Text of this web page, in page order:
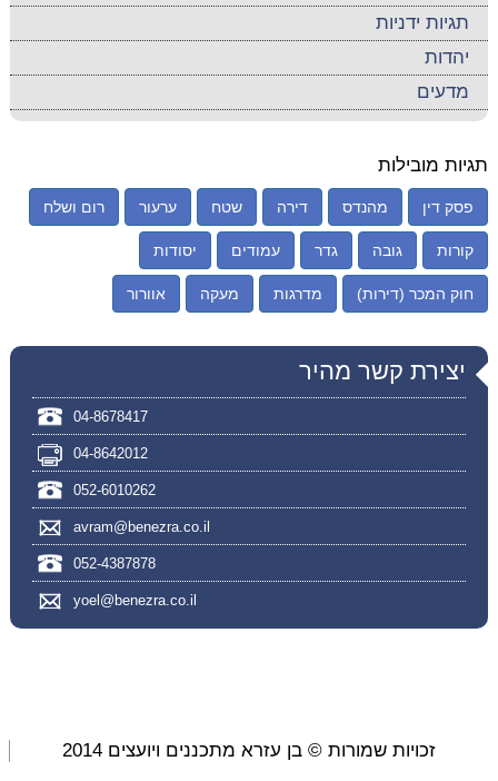
תגיות ידניות
יהדות
מדעים
תגיות מובילות
פסק דין מהנדס דירה שטח ערעור רום ושלח
קורות גובה גדר עמודים יסודות
חוק המכר (דירות) מדרגות מעקה אוורור
יצירת קשר מהיר
04-8678417
04-8642012
052-6010262
avram@benezra.co.il
052-4387878
yoel@benezra.co.il
זכויות שמורות © בן עזרא מתכננים ויועצים 2014